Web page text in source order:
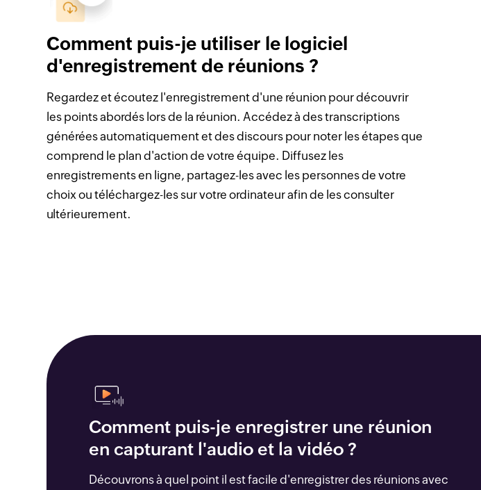
Comment puis-je utiliser le logiciel
d'enregistrement de réunions ?
Regardez et écoutez l'enregistrement d'une réunion pour découvrir
les points abordés lors de la réunion. Accédez à des transcriptions
générées automatiquement et des discours pour noter les étapes que
comprend le plan d'action de votre équipe. Diffusez les
enregistrements en ligne, partagez-les avec les personnes de votre
choix ou téléchargez-les sur votre ordinateur afin de les consulter
ultérieurement.
Comment puis-je enregistrer une réunion
en capturant l'audio et la vidéo ?
Découvrons à quel point il est facile d'enregistrer des réunions avec